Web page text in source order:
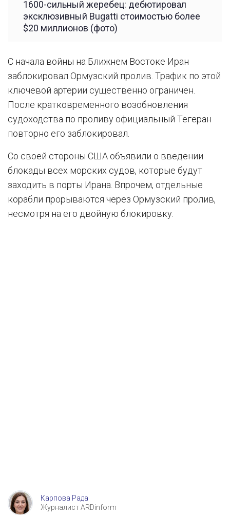
1600-сильный жеребец: дебютировал
эксклюзивный Bugatti стоимостью более
$20 миллионов (фото)
С начала войны на Ближнем Востоке Иран
заблокировал Ормузский пролив. Трафик по этой
ключевой артерии существенно ограничен.
После кратковременного возобновления
судоходства по проливу официальный Тегеран
повторно его заблокировал.
Со своей стороны США объявили о введении
блокады всех морских судов, которые будут
заходить в порты Ирана. Впрочем, отдельные
корабли прорываются через Ормузский пролив,
несмотря на его двойную блокировку.
Карпова Рада
Журналист ARDinform